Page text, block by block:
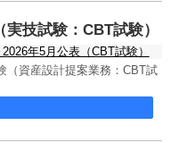
技試験：CBT試験）
年5月公表（CBT試験）
（資産設計提案業務：CBT試